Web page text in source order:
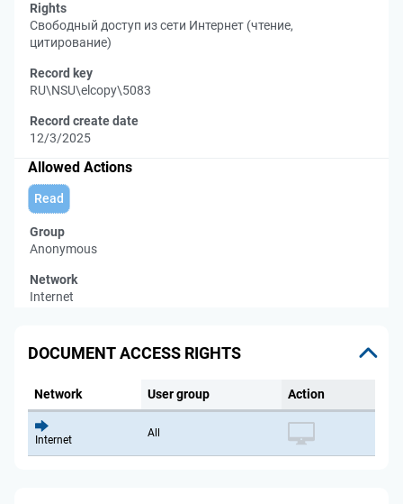
Rights
Свободный доступ из сети Интернет (чтение,
цитирование)
Record key
RU\NSU\elcopy\5083
Record create date
12/3/2025
Allowed Actions
Read
Group
Anonymous
Network
Internet
DOCUMENT ACCESS RIGHTS
Network User group Action
Internet
All